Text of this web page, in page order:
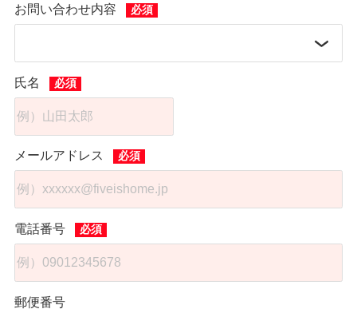
お問い合わせ内容
氏名
メールアドレス
電話番号
郵便番号